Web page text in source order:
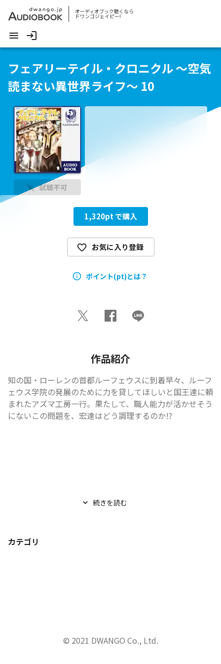
オーディオブック聴くなら
ドワンゴジェイピー!
フェアリーテイル・クロニクル ～空気
読まない異世界ライフ～ 10
試聴不可
1,320pt で購入
お気に入り登録
ポイント(pt)とは？
作品紹介
知の国・ローレンの首都ルーフェウスに到着早々、ルーフ
ェウス学院の発展のために力を貸してほしいと国王達に頼
まれたアズマ工房一行。果たして、職人能力が活かせそう
にないこの問題を、宏達はどう調理するのか!?
続きを読む
カテゴリ
© 2021 DWANGO Co., Ltd.